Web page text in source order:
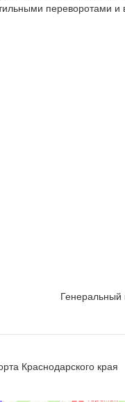
переворотами
Генеральный
Краснодарского края